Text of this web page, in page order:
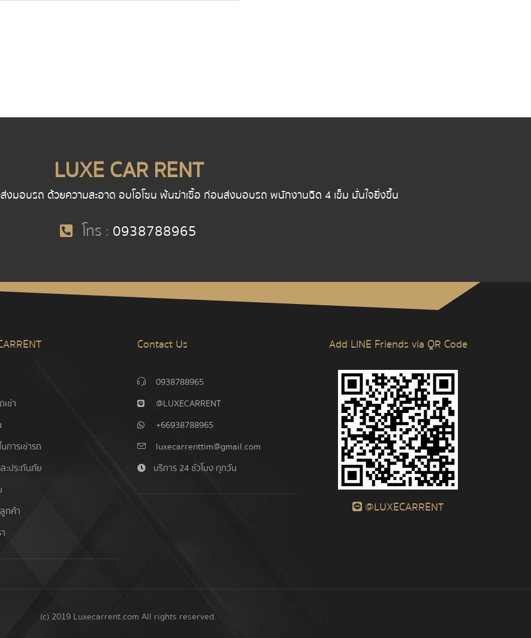
LUXE CAR RENT
งมอบรถ ด้วยความสะอาด อบโอโซน พ้นฆ่าเชื้อ ก่อนส่งมอบรถ พนักงานฉีด 4 เข็ม มั่นใจยิ่งขึ้น
โทร : 0938788965
เช่า
การเช่ารถ
ะประกันภัย
กค้า
Contact Us
0938788965
@LUXECARRENT
+66938788965
luxecarrenttim@gmail.com
บริการ 24 ชั่วโมง ทุกวัน
Add LINE Friends via QR Code
@LUXECARRENT
(c) 2019 Luxecarrent.com All rights reserved.